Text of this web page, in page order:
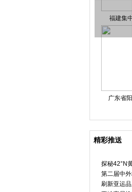
福建集
广东省
精彩推送
探秘42°N
第二届中
刷新亚运